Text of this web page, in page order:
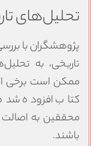
تحلیل‌های
پژوهشگران با
تاریخی، به
ممکن است برخی
کتاب افزوده
محققین به
باشند.